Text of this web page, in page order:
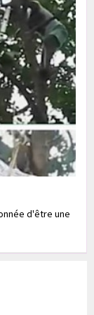
d'être une